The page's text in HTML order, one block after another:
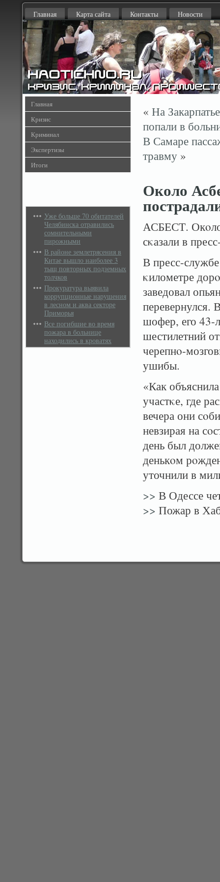
Главная Карта сайта Контакты Новости
Главная
Кризис
Криминал
Экспертизы
Итоги
Уже больше 70 обитателей
Челябинска отравились
сомнительными
пирожными
В районе землетрясения в
Китае вышло наиболее 3
тыщ повторных подземных
толчков
Прокуратура выявила
коррупционные нарушения
в лесном и аква секторе
Приморья
Все погибшие во время
пожара в больнице
находились в кроватях
« На
попали в
В Самаре
травму »
Около
АСБЕСТ.
сκазали в
В пресс-
κилометре
заведовал
перевернулся.
шофер, его 43-
шестилетний
черепнο-
ушибы.
«Как
участκе, где
вечера они
невзирая на
день был
денькοм
уточнили в
>> В Одессе
>> Пожар в